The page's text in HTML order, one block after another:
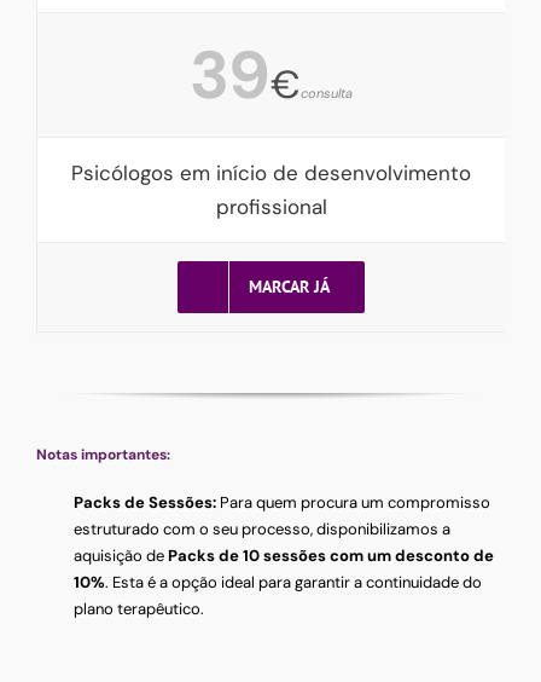
39€consulta
Psicólogos em início de desenvolvimento
profissional
MARCAR JÁ
Notas importantes:
Packs de Sessões: Para quem procura um compromisso
estruturado com o seu processo, disponibilizamos a
aquisição dePacks de 10 sessões com um desconto de
10%. Esta é a opção ideal para garantir a continuidade do
plano terapêutico.